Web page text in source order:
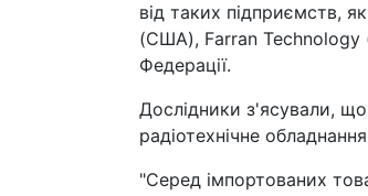
від таких підприємств,
(США), Farran Technology
Федерації.
Дослідники з'ясували,
радіотехнічне
"Серед імпортованих